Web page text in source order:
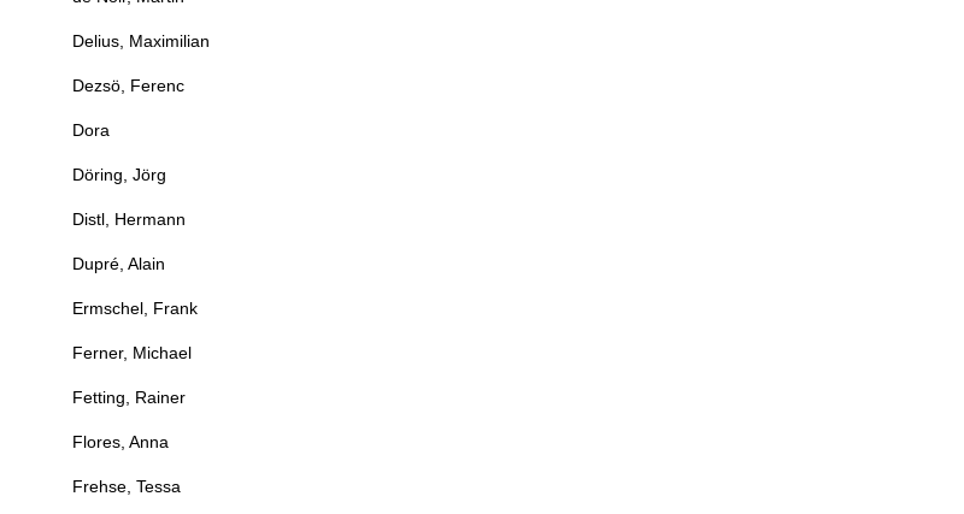
Delius, Maximilian
Dezsö, Ferenc
Dora
Döring, Jörg
Distl, Hermann
Dupré, Alain
Ermschel, Frank
Ferner, Michael
Fetting, Rainer
Flores, Anna
Frehse, Tessa